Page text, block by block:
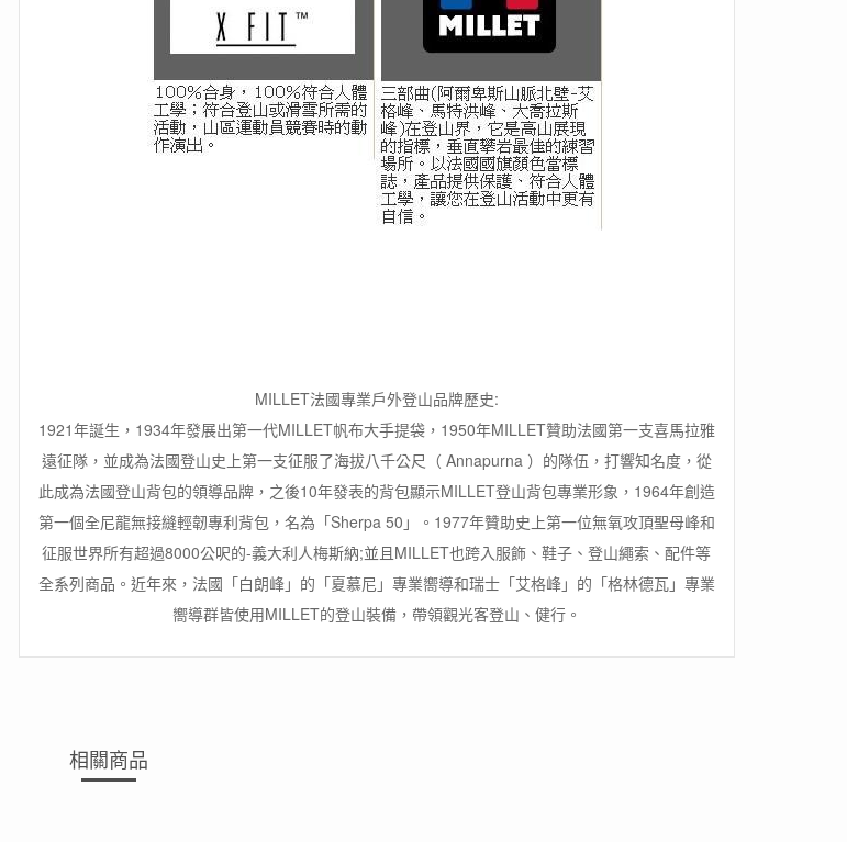
MILLET法國專業戶外登山品牌歷史:
1921年誕生，1934年發展出第一代MILLET帆布大手提袋，1950年MILLET贊助法國第一支喜馬拉雅
遠征隊，並成為法國登山史上第一支征服了海拔八千公尺（ Annapurna ）的隊伍，打響知名度，從
此成為法國登山背包的領導品牌，之後10年發表的背包顯示MILLET登山背包專業形象，1964年創造
第一個全尼龍無接縫輕韌專利背包，名為「Sherpa 50」。1977年贊助史上第一位無氧攻頂聖母峰和
征服世界所有超過8000公呎的-義大利人梅斯納;並且MILLET也跨入服飾、鞋子、登山繩索、配件等
全系列商品。近年來，法國「白朗峰」的「夏慕尼」專業嚮導和瑞士「艾格峰」的「格林德瓦」專業
嚮導群皆使用MILLET的登山裝備，帶領觀光客登山、健行。
相關商品